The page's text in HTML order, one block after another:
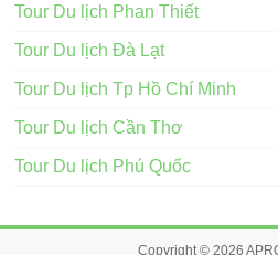
Tour Du lịch Phan Thiết
Tour Du lịch Đà Lạt
Tour Du lịch Tp Hồ Chí Minh
Tour Du lịch Cần Thơ
Tour Du lịch Phú Quốc
Copyright © 2026